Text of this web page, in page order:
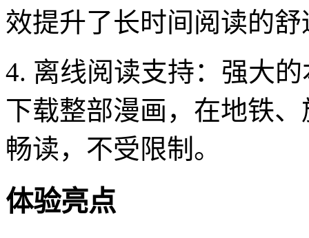
效提升了长时间阅读的舒
4. 离线阅读支持：强大
下载整部漫画，在地铁
畅读，不受限制。
体验亮点